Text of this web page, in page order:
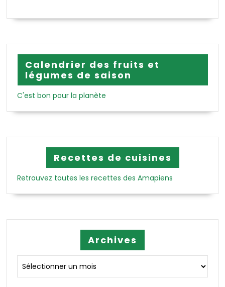
Calendrier des fruits et
légumes de saison
C'est bon pour la planète
Recettes de cuisines
Retrouvez toutes les recettes des Amapiens
Archives